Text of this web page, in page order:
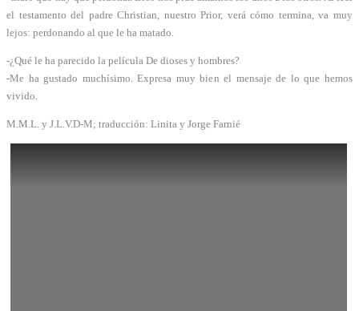
el testamento del padre Christian, nuestro Prior, verá cómo termina, va muy
lejos: perdonando al que le ha matado.
-¿Qué le ha parecido la película De dioses y hombres?
-Me ha gustado muchísimo. Expresa muy bien el mensaje de lo que hemos
vivido.
M.M.L. y J.L.V.D-M; traducción: Linita y Jorge Farnié